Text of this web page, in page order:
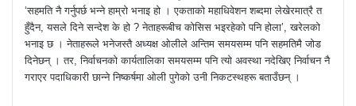
‘सहमति नै गर्नुपर्छ भन्ने हाम्रो भनाइ हो । एकताको महाधिवेशन शब्दमा लेखेरमात्रै त
हुँदैन, यसले दिने सन्देश के हो ? नेताहरूबीच कोसिस भइरहेको पनि होला’, खरेलको
भनाइ छ । नेताहरूले भनेजस्तै अध्यक्ष ओलीले अन्तिम समयसम्म पनि सहमतिमै जोड
दिनेछन् । तर, निर्वाचनको कार्यतालिका समयसम्म पनि त्यो अवस्था नदेखिए निर्वाचन नै
गराएर पदाधिकारी छान्ने निष्कर्षमा ओली पुगेको उनी निकटस्थहरू बताउँछन् ।